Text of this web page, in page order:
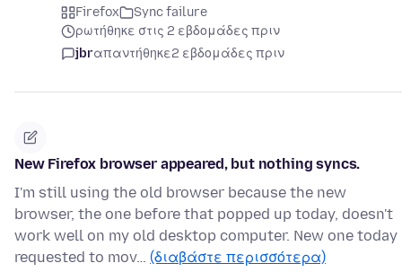
Firefox
Sync failure
ρωτήθηκε στις 2 εβδομάδες πριν
jbrαπαντήθηκε2 εβδομάδες πριν
New Firefox browser appeared, but nothing syncs.
I'm still using the old browser because the new
browser, the one before that popped up today, doesn't
work well on my old desktop computer. New one today
requested to mov… (διαβάστε περισσότερα)